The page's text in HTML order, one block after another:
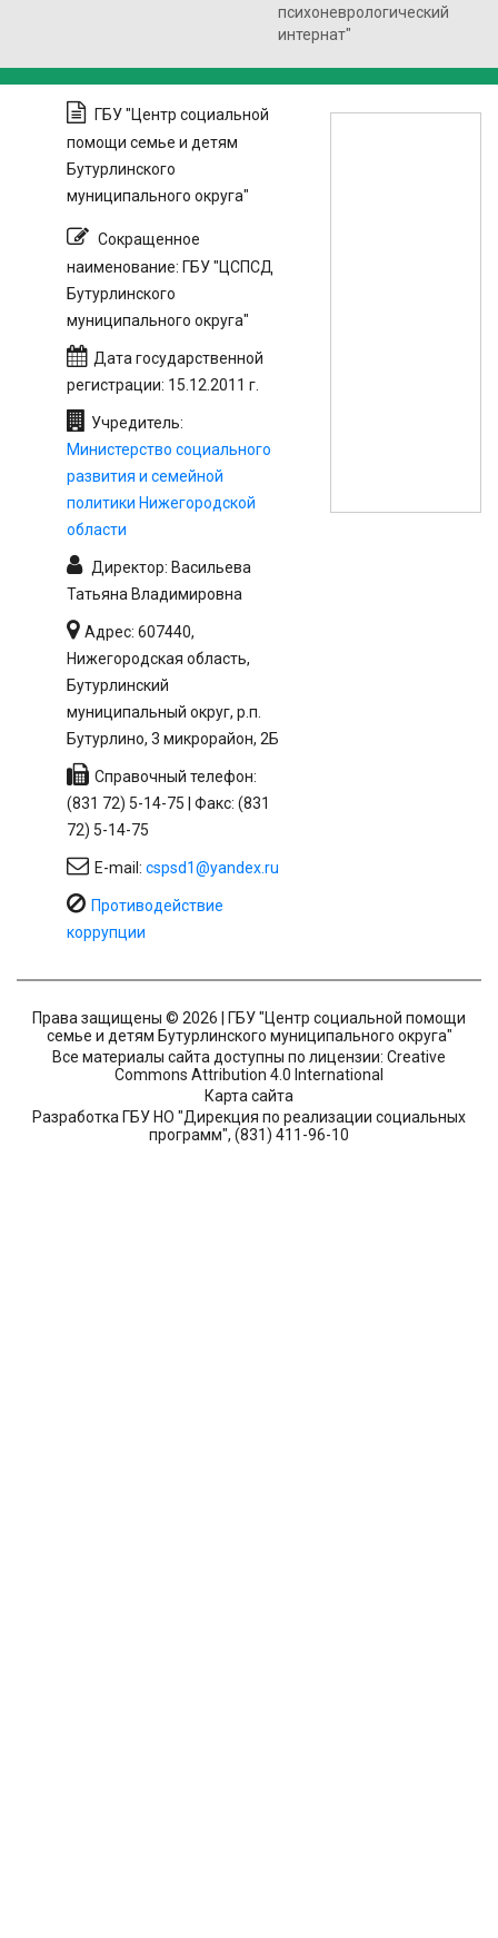
психоневрологический
интернат"
ГБУ "Центр социальной
помощи семье и детям
Бутурлинского
муниципального округа"
Сокращенное
наименование: ГБУ "ЦСПСД
Бутурлинского
муниципального округа"
Дата государственной
регистрации: 15.12.2011 г.
Учредитель:
Министерство социального
развития и семейной
политики Нижегородской
области
Директор: Васильева
Татьяна Владимировна
Адрес: 607440,
Нижегородская область,
Бутурлинский
муниципальный округ, р.п.
Бутурлино, 3 микрорайон, 2Б
Справочный телефон:
(831 72) 5-14-75 | Факс: (831
72) 5-14-75
E-mail: cspsd1@yandex.ru
Противодействие
коррупции
Права защищены © 2026 | ГБУ "Центр социальной помощи
семье и детям Бутурлинского муниципального округа"
Все материалы сайта доступны по лицензии: Creative
Commons Attribution 4.0 International
Карта сайта
Разработка ГБУ НО "Дирекция по реализации социальных
программ", (831) 411-96-10